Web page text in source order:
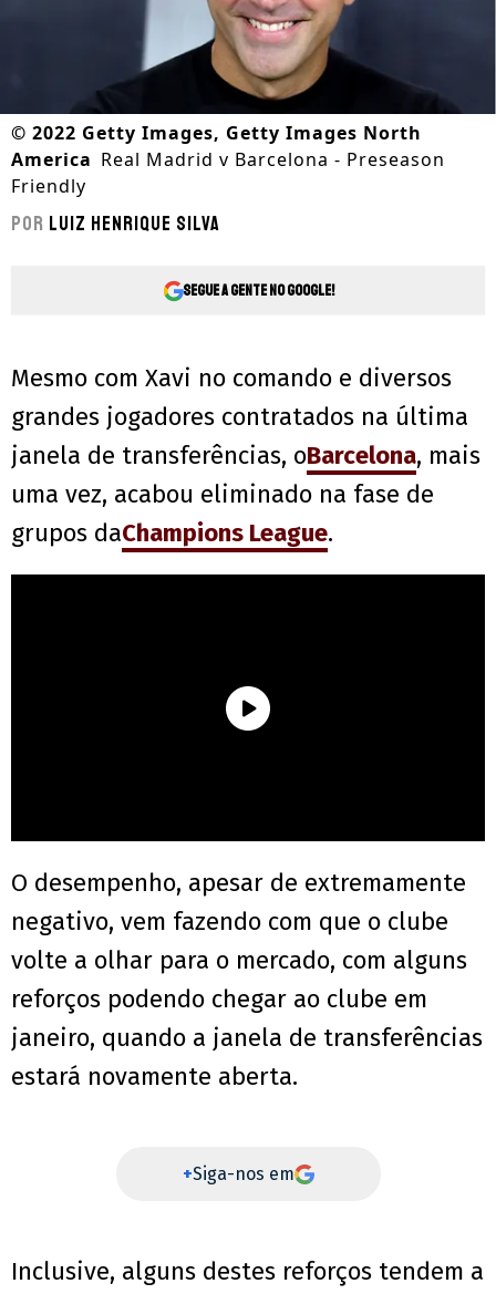
© 2022 Getty Images, Getty Images North
America Real Madrid v Barcelona - Preseason
Friendly
Por Luiz Henrique Silva
Segue a gente no Google!
Mesmo com Xavi no comando e diversos
grandes jogadores contratados na última
janela de transferências, oBarcelona, mais
uma vez, acabou eliminado na fase de
grupos daChampions League.
O desempenho, apesar de extremamente
negativo, vem fazendo com que o clube
volte a olhar para o mercado, com alguns
reforços podendo chegar ao clube em
janeiro, quando a janela de transferências
estará novamente aberta.
+Siga-nos em
Inclusive, alguns destes reforços tendem a